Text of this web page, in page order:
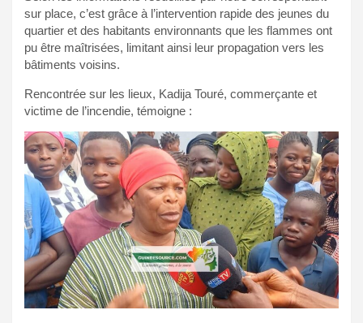
sur place, c’est grâce à l’intervention rapide des jeunes du
quartier et des habitants environnants que les flammes ont
pu être maîtrisées, limitant ainsi leur propagation vers les
bâtiments voisins.
Rencontrée sur les lieux, Kadija Touré, commerçante et
victime de l’incendie, témoigne :